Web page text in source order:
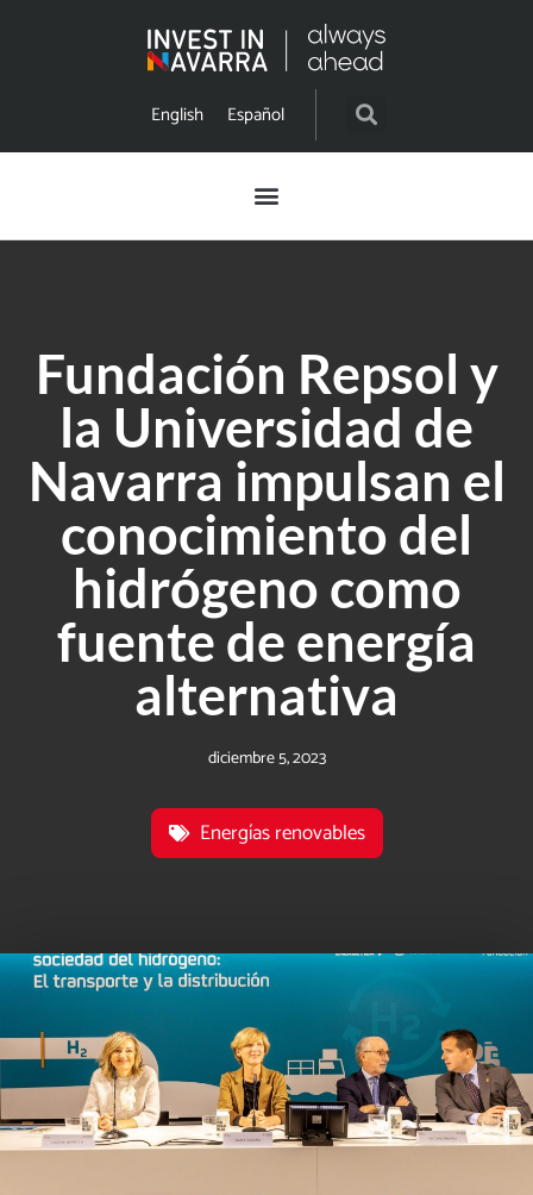
English Español
Fundación Repsol y
la Universidad de
Navarra impulsan el
conocimiento del
hidrógeno como
fuente de energía
alternativa
diciembre 5, 2023
Energías renovables